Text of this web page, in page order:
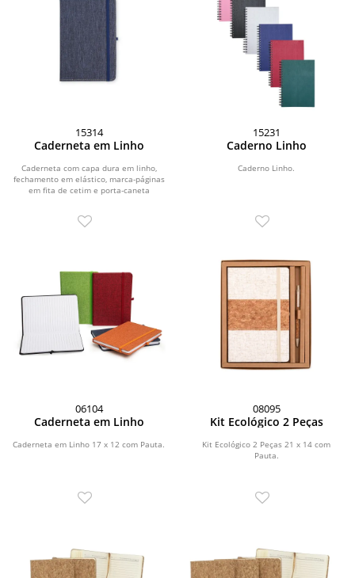
15314
Caderneta em Linho
Caderneta com capa dura em linho,
fechamento em elástico, marca-páginas
em fita de cetim e porta-caneta
15231
Caderno Linho
Caderno Linho.
06104
Caderneta em Linho
Caderneta em Linho 17 x 12 com Pauta.
08095
Kit Ecológico 2 Peças
Kit Ecológico 2 Peças 21 x 14 com
Pauta.